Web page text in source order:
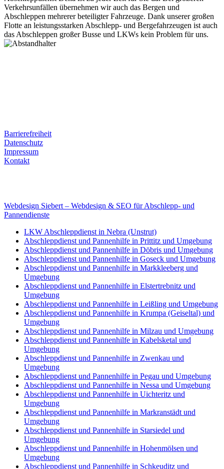
Verkehrsunfällen übernehmen wir auch das Bergen und
Abschleppen mehrerer beteiligter Fahrzeuge. Dank unserer großen
Flotte an leistungsstarken Abschlepp- und Bergefahrzeugen ist auch
das Abschleppen großer Busse und LKWs kein Problem für uns.
Barrierefreiheit
Datenschutz
Impressum
Kontakt
Webdesign Siebert – Webdesign & SEO für Abschlepp- und
Pannendienste
LKW Abschleppdienst in Nebra (Unstrut)
Abschleppdienst und Pannenhilfe in Prittitz und Umgebung
Abschleppdienst und Pannenhilfe in Döbris und Umgebung
Abschleppdienst und Pannenhilfe in Goseck und Umgebung
Abschleppdienst und Pannenhilfe in Markkleeberg und
Umgebung
Abschleppdienst und Pannenhilfe in Elstertrebnitz und
Umgebung
Abschleppdienst und Pannenhilfe in Leißling und Umgebung
Abschleppdienst und Pannenhilfe in Krumpa (Geiseltal) und
Umgebung
Abschleppdienst und Pannenhilfe in Milzau und Umgebung
Abschleppdienst und Pannenhilfe in Kabelsketal und
Umgebung
Abschleppdienst und Pannenhilfe in Zwenkau und
Umgebung
Abschleppdienst und Pannenhilfe in Pegau und Umgebung
Abschleppdienst und Pannenhilfe in Nessa und Umgebung
Abschleppdienst und Pannenhilfe in Uichteritz und
Umgebung
Abschleppdienst und Pannenhilfe in Markranstädt und
Umgebung
Abschleppdienst und Pannenhilfe in Starsiedel und
Umgebung
Abschleppdienst und Pannenhilfe in Hohenmölsen und
Umgebung
Abschleppdienst und Pannenhilfe in Schkeuditz und